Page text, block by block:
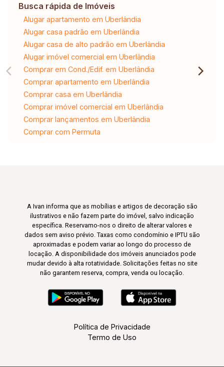
Busca rápida de Imóveis
Alugar apartamento em Uberlândia
Alugar casa padrão em Uberlândia
Alugar casa de alto padrão em Uberlândia
Alugar imóvel comercial em Uberlândia
Comprar em Cond./Edif. em Uberlândia
Comprar apartamento em Uberlândia
Comprar casa em Uberlândia
Comprar imóvel comercial em Uberlândia
Comprar lançamentos em Uberlândia
Comprar com Permuta
A Ivan informa que as mobílias e artigos de decoração são
ilustrativos e não fazem parte do imóvel, salvo indicação
específica. Reservamo-nos o direito de alterar valores e
dados sem aviso prévio. Taxas como condomínio e IPTU são
aproximadas e podem variar ao longo do processo de
locação. A disponibilidade dos imóveis anunciados pode
mudar devido à alta rotatividade. Solicitações feitas no site
não garantem reserva, compra, venda ou locação.
Política de Privacidade
Termo de Uso